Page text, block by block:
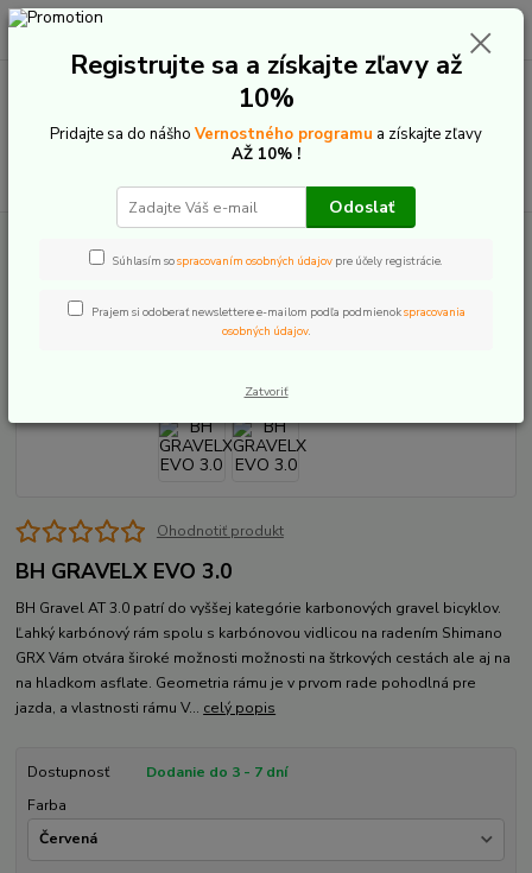
+421 907 20 22 33
0,00 €
BH GRAVELX EVO 3.0
Ohodnotiť produkt
BH GRAVELX EVO 3.0
BH Gravel AT 3.0 patrí do vyššej kategórie karbonových gravel bicyklov.
Ľahký karbónový rám spolu s karbónovou vidlicou na radením Shimano
GRX Vám otvára široké možnosti možnosti na štrkových cestách ale aj na
na hladkom asflate. Geometria rámu je v prvom rade pohodlná pre
jazda, a vlastnosti rámu V... celý popis
Dostupnosť
Dodanie do 3 - 7 dní
Farba
Registrujte sa a získajte zľavy až
10%
Pridajte sa do nášho Vernostného programu a získajte zľavy
AŽ 10% !
Odoslať
Súhlasím sospracovaním osobných údajov pre účely registrácie.
Prajem si odoberať newslettere e-mailom podľa podmienokspracovania
osobných údajov.
Zatvoriť